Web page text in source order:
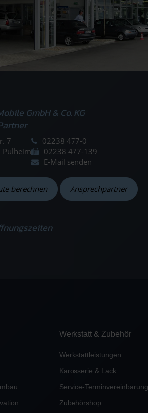
GmbH & Co. KG
7
Pulheim
02238 477-0
02238 477-139
E-Mail senden
berechnen Ansprechpartner
Werkstatt & Zubehör
Werkstattleistungen
Karosserie & Lack
Service-Terminvereinbarung
Zubehörshop